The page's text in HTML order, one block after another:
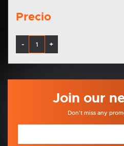
Precio
- +
Join our
Don't miss any